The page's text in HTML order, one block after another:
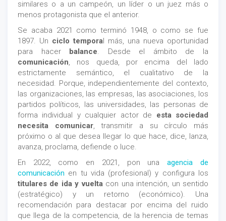
similares o a un campeón, un líder o un juez más o
menos protagonista que el anterior.
Se acaba 2021 como terminó 1948, o como se fue
1897. Un ciclo tempora l más, una nueva oportunidad
para hacer
balance. Desde el ámbito de la
comunicación, nos queda, por encima del lado
estrictamente semántico, el cualitativo de la
necesidad. Porque, independientemente del contexto,
las organizaciones, las empresas, las asociaciones, los
partidos políticos, las universidades, las personas de
forma individual y cualquier actor de esta sociedad
necesita comunicar, transmitir a su círculo más
próximo o al que desea llegar lo que hace, dice, lanza,
avanza, proclama, defiende o luce.
En 2022, como en 2021, pon unaagencia de
comunicación en tu vida (profesional) y configura los
titulares de ida y vueltacon una intención, un sentido
(estratégico) y un retorno (económico). Una
recomendación para destacar por encima del ruido
que llega de la competencia, de la herencia de temas